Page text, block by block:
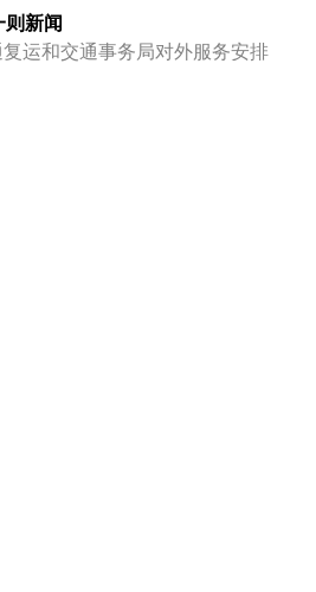
则新闻
运和交通事务局对外服务安排